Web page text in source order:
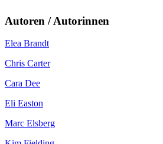
Autoren / Autorinnen
Elea Brandt
Chris Carter
Cara Dee
Eli Easton
Marc Elsberg